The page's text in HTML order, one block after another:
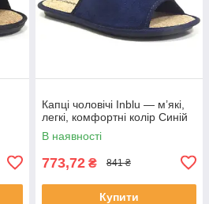
Капці чоловічі Inblu — м’які,
легкі, комфортні колір Синій
В наявності
773,72 ₴ 841 ₴
Купити